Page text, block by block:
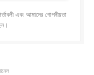
এবং আমাদের গোপনীয়তা